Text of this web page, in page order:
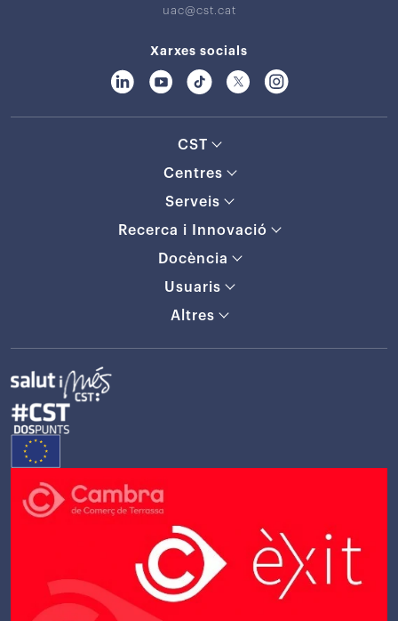
uac@cst.cat
Xarxes socials
CST
Centres
Serveis
Recerca i Innovació
Docència
Usuaris
Altres